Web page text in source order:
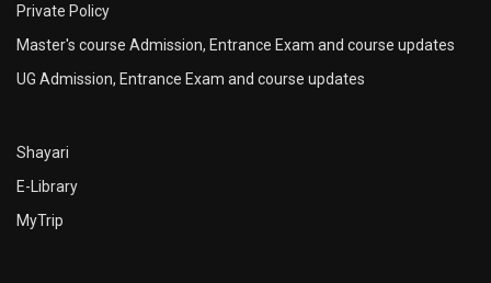
Private Policy
Master's course Admission, Entrance Exam and course updates
UG Admission, Entrance Exam and course updates
Shayari
E-Library
MyTrip